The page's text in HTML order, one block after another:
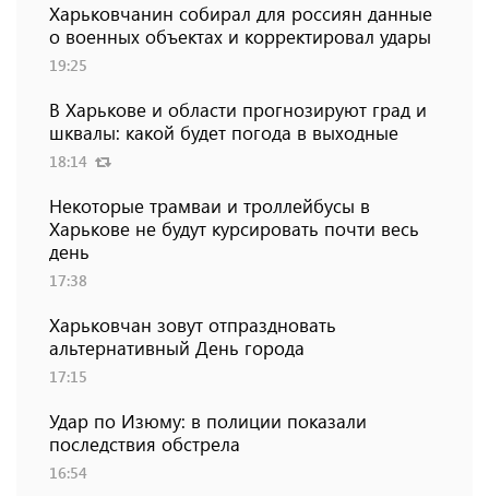
Харьковчанин собирал для россиян данные
о военных объектах и ​​корректировал удары
19:25
В Харькове и области прогнозируют град и
шквалы: какой будет погода в выходные
18:14
Некоторые трамваи и троллейбусы в
Харькове не будут курсировать почти весь
день
17:38
Харьковчан зовут отпраздновать
альтернативный День города
17:15
Удар по Изюму: в полиции показали
последствия обстрела
16:54